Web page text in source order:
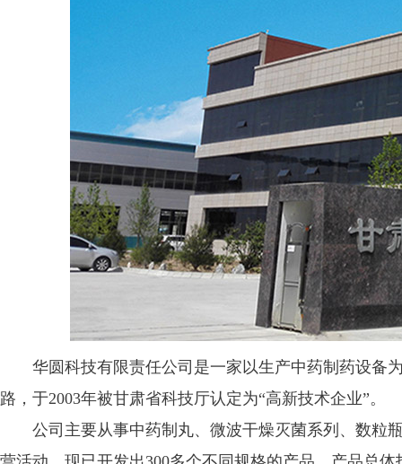
华圆科技有限责任公司是一家以生产中药制药设备为
路，于2003年被甘肃省科技厅认定为“高新技术企业”。
公司主要从事中药制丸、微波干燥灭菌系列、数粒瓶